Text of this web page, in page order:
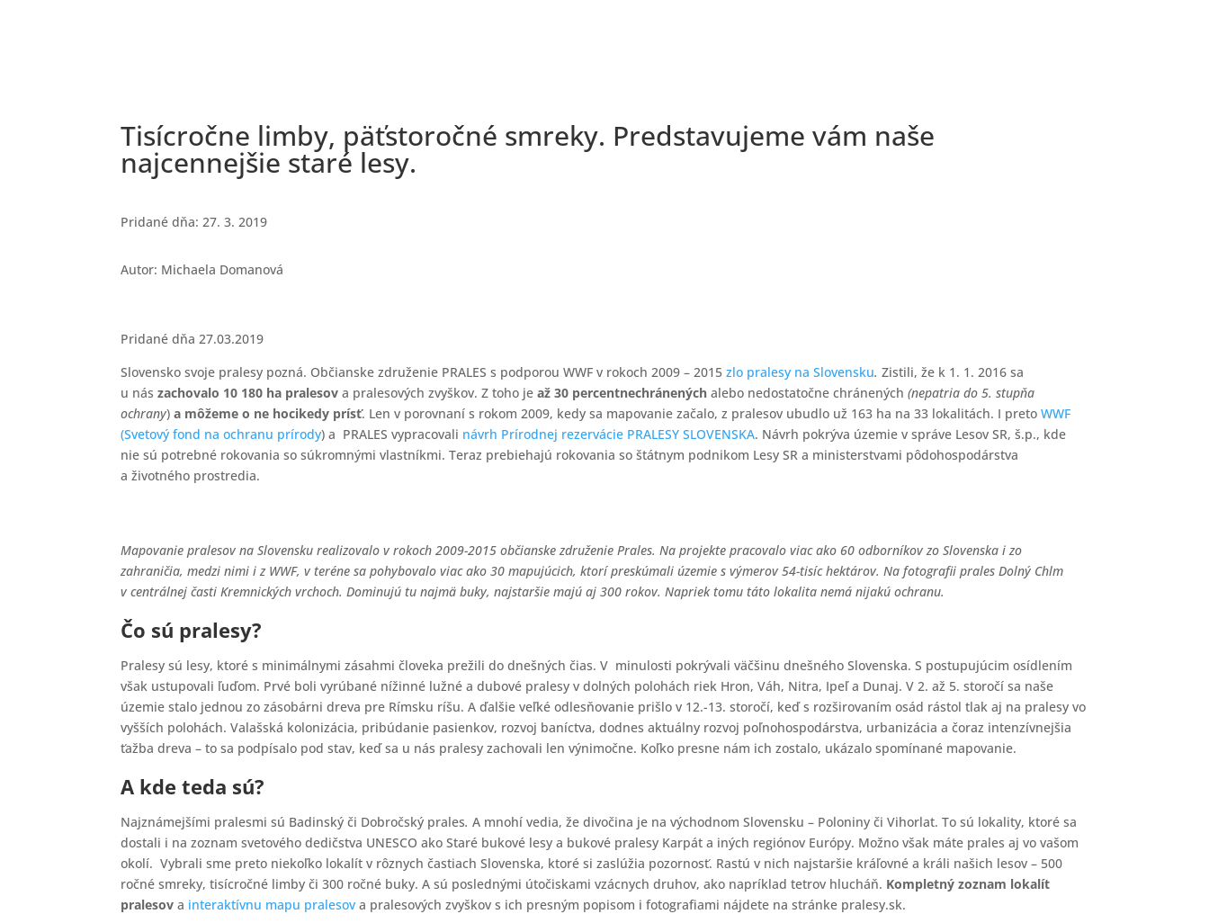
Tisícročne limby, päťstoročné smreky. Predstavujeme vám naše
najcennejšie staré lesy.
Pridané dňa: 27. 3. 2019
Autor: Michaela Domanová
Pridané dňa 27.03.2019
Slovensko svoje pralesy pozná. Občianske združenie PRALES s podporou WWF v rokoch 2009 – 2015zlo pralesy na Slovensku.Zistili, že k 1. 1. 2016 sa
u nászachovalo 10 180 ha pralesova pralesových zvyškov. Z toho jeaž 30 percentnechránenýchalebo nedostatočne chránených(nepatria do 5. stupňa
ochrany)a môžeme o ne hocikedy prísť. Len v porovnaní s rokom 2009, kedy sa mapovanie začalo, z pralesov ubudlo už 163 ha na 33 lokalitách. I pretoWWF
(Svetový fond na ochranu prírody) a PRALES vypracovali návrh Prírodnej rezervácie PRALESY SLOVENSKA. Návrh pokrýva územie v správe Lesov SR, š.p., kde
nie sú potrebné rokovania so súkromnými vlastníkmi. Teraz prebiehajú rokovania so štátnym podnikom Lesy SR a ministerstvami pôdohospodárstva
a životného prostredia.
Mapovanie pralesov na Slovensku realizovalo v rokoch 2009-2015 občianske združenie Prales. Na projekte pracovalo viac ako 60 odborníkov zo Slovenska i zo
zahraničia, medzi nimi i z WWF, v teréne sa pohybovalo viac ako 30 mapujúcich, ktorí preskúmali územie s výmerov 54-tisíc hektárov. Na fotografii prales Dolný Chlm
v centrálnej časti Kremnických vrchoch. Dominujú tu najmä buky, najstaršie majú aj 300 rokov. Napriek tomu táto lokalita nemá nijakú ochranu.
Čo sú pralesy?
Pralesy sú lesy, ktoré s minimálnymi zásahmi človeka prežili do dnešných čias. V minulosti pokrývali väčšinu dnešného Slovenska. S postupujúcim osídlením
však ustupovali ľuďom. Prvé boli vyrúbané nížinné lužné a dubové pralesy v dolných polohách riek Hron, Váh, Nitra, Ipeľ a Dunaj. V 2. až 5. storočí sa naše
územie stalo jednou zo zásobárni dreva pre Rímsku ríšu. A ďalšie veľké odlesňovanie prišlo v 12.-13. storočí, keď s rozširovaním osád rástol tlak aj na pralesy vo
vyšších polohách. Valašská kolonizácia, pribúdanie pasienkov, rozvoj baníctva, dodnes aktuálny rozvoj poľnohospodárstva, urbanizácia a čoraz intenzívnejšia
ťažba dreva – to sa podpísalo pod stav, keď sa u nás pralesy zachovali len výnimočne. Koľko presne nám ich zostalo, ukázalo spomínané mapovanie.
A kde teda sú?
Najznámejšími pralesmi sú Badinský či Dobročský prales. A mnohí vedia, že divočina je na východnom Slovensku – Poloniny či Vihorlat. To sú lokality, ktoré sa
dostali i na zoznam svetového dedičstva UNESCO ako Staré bukové lesy a bukové pralesy Karpát a iných regiónov Európy. Možno však máte prales aj vo vašom
okolí. Vybrali sme preto niekoľko lokalít v rôznych častiach Slovenska, ktoré si zaslúžia pozornosť. Rastú v nich najstaršie kráľovné a králi našich lesov – 500
ročné smreky, tisícročné limby či 300 ročné buky. A sú poslednými útočiskami vzácnych druhov, ako napríklad tetrov hlucháň. Kompletný zoznam lokalít
pralesov a interaktívnu mapu pralesov a pralesových zvyškov s ich presným popisom i fotografiami nájdete na stránke pralesy.sk.